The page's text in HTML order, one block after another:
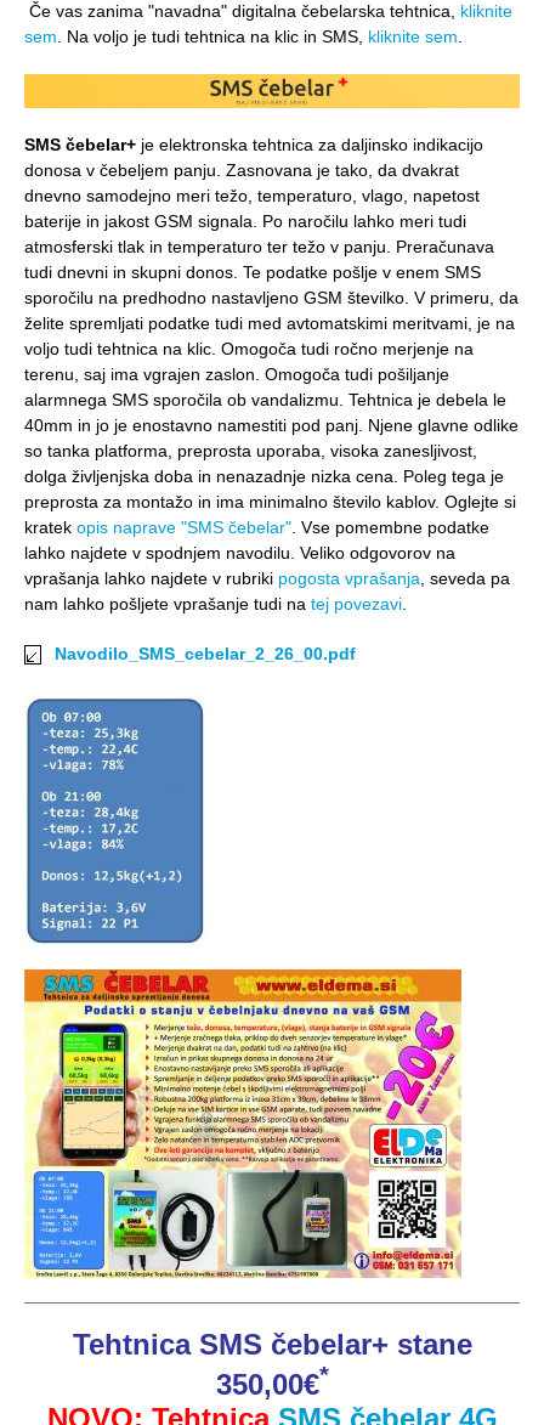
Če vas zanima "navadna" digitalna čebelarska tehtnica, kliknite
sem . Na voljo je tudi tehtnica na klic in SMS, kliknite sem
SMS čebelar+ je elektronska tehtnica za daljinsko indikacijo
donosa v čebeljem panju. Zasnovana je tako, da dvakrat
dnevno samodejno meri težo, temperaturo, vlago, napetost
baterije in jakost GSM signala. Po naročilu lahko meri tudi
atmosferski tlak in temperaturo ter težo v panju. Preračunava
tudi dnevni in skupni donos. Te podatke pošlje v enem SMS
sporočilu na predhodno nastavljeno GSM številko. V primeru, da
želite spremljati podatke tudi med avtomatskimi meritvami, je na
voljo tudi tehtnica na klic. Omogoča tudi ročno merjenje na
terenu, saj ima vgrajen zaslon. Omogoča tudi pošiljanje
alarmnega SMS sporočila ob vandalizmu. Tehtnica je debela le
40mm in jo je enostavno namestiti pod panj. Njene glavne odlike
so tanka platforma, preprosta uporaba, visoka zanesljivost,
dolga življenjska doba in nenazadnje nizka cena. Poleg tega je
preprosta za montažo in ima minimalno število kablov. Oglejte si
kratek opis naprave "SMS čebelar" . Vse pomembne podatke
lahko najdete v spodnjem navodilu. Veliko odgovorov na
vprašanja lahko najdete v rubriki pogosta vprašanja , seveda pa
nam lahko pošljete vprašanje tudi na tej povezavi
Navodilo_SMS_cebelar_2_26_00.pdf
Tehtnica SMS čebelar+ stane
350,00€*
NOVO: Tehtnica SMS čebelar 4G